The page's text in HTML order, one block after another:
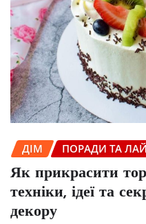
ДІМ ПОРАДИ ТА
Як прикрасити
техніки, ідеї та
декору